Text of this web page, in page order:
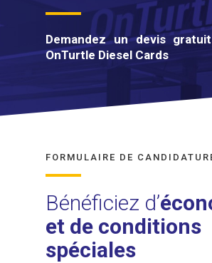
Demandez un devis
OnTurtle Diesel Cards
FORMULAIRE DE
Bénéficiez d’
et de conditions
spéciales